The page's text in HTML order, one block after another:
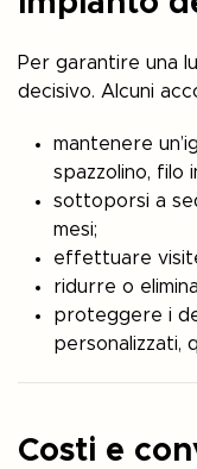
Per garantire una
decisivo. Alcuni
mantenere
spazzolino, filo
sottoporsi a
mesi;
effettuare
ridurre o
proteggere i
personalizzati,
Costi e